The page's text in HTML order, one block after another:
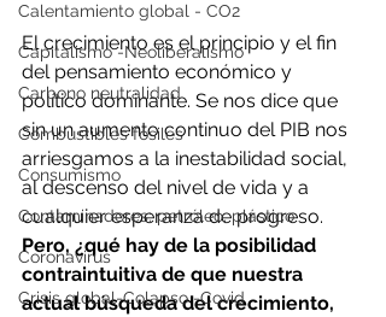
Calentamiento global - CO2
Capitalismo -Neoliberalismo
Carbono neutralidad
Combustibles fósiles
Consumismo
Contaminadores: petróleo, plástico
Coronavirus
Crisis global-Colapso -Covid
El crecimiento es el principio y el fin
del pensamiento económico y
político dominante. Se nos dice que
sin un aumento continuo del PIB nos
arriesgamos a la inestabilidad social,
al descenso del nivel de vida y a
cualquier esperanza de progreso.
Pero, ¿qué hay de la posibilidad
contraintuitiva de que nuestra
actual búsqueda del crecimiento,